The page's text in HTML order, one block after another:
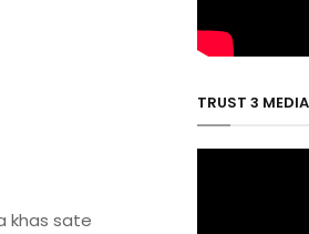
khas sate
TRUST 3